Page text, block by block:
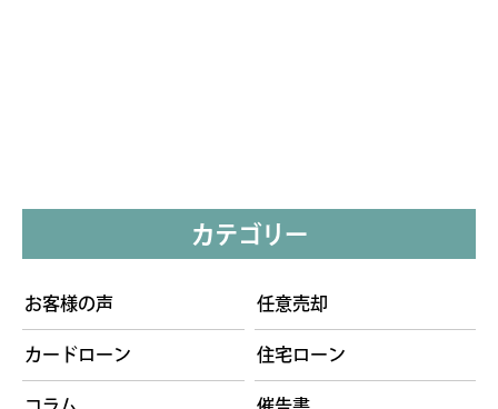
カテゴリー
お客様の声
カードローン
任意売却
住宅ローン